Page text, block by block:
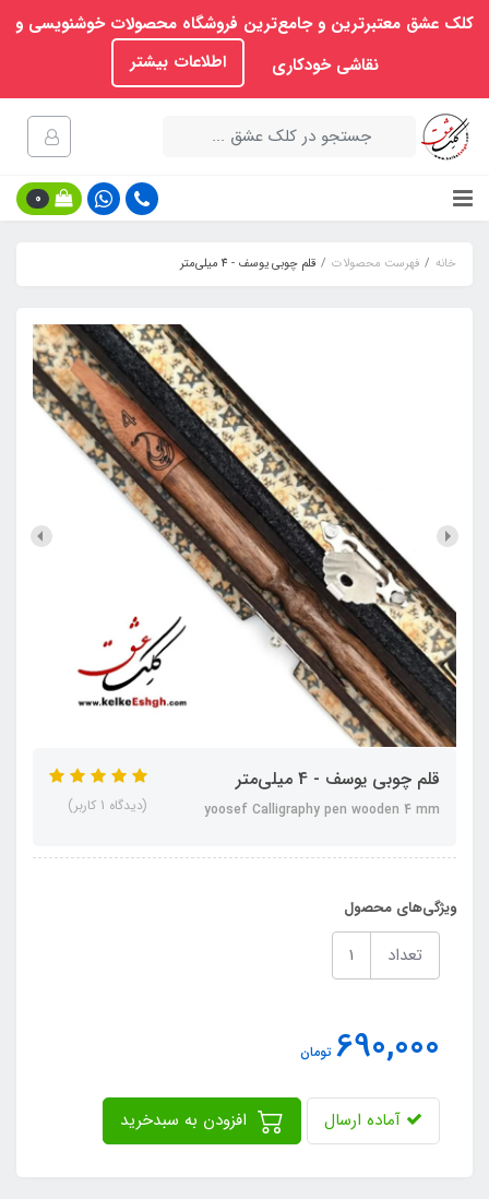
کلک عشق معتبرترین و جامع‌ترین فروشگاه محصولات خوشنویسی و
نقاشی خودکاری
اطلاعات بیشتر
0
خانه فهرست محصولات قلم چوبی یوسف - 4 میلی‌متر
قلم چوبی یوسف - 4 میلی‌متر
yoosef Calligraphy pen wooden 4 mm (دیدگاه 1 کاربر)
ویژگی‌های محصول
تعداد
690,000 تومان
آماده ارسال